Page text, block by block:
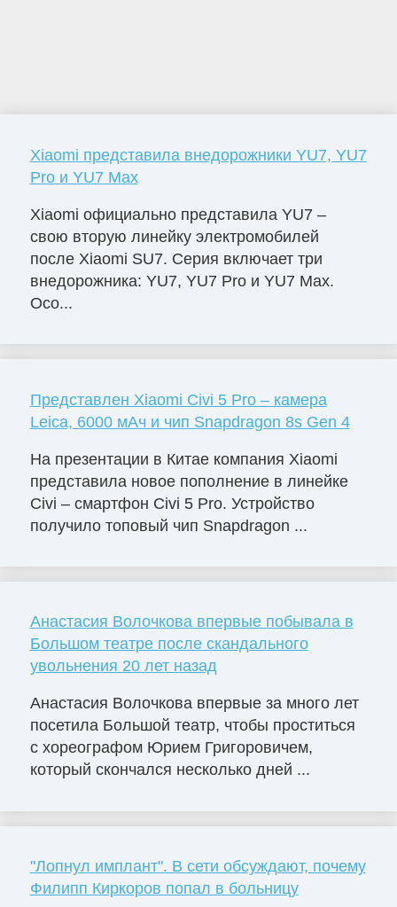
Xiaomi представила внедорожники YU7, YU7
Pro и YU7 Max
Xiaomi официально представила YU7 –
свою вторую линейку электромобилей
после Xiaomi SU7. Серия включает три
внедорожника: YU7, YU7 Pro и YU7 Max.
Осо...
Представлен Xiaomi Civi 5 Pro – камера
Leica, 6000 мАч и чип Snapdragon 8s Gen 4
На презентации в Китае компания Xiaomi
представила новое пополнение в линейке
Civi – смартфон Civi 5 Pro. Устройство
получило топовый чип Snapdragon ...
Анастасия Волочкова впервые побывала в
Большом театре после скандального
увольнения 20 лет назад
Анастасия Волочкова впервые за много лет
посетила Большой театр, чтобы проститься
с хореографом Юрием Григоровичем,
который скончался несколько дней ...
"Лопнул имплант". В сети обсуждают, почему
Филипп Киркоров попал в больницу